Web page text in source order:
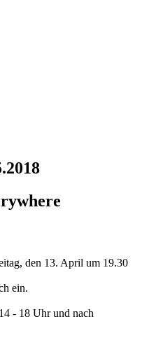
den 13. April um 19.30
ein.
- 18 Uhr und nach